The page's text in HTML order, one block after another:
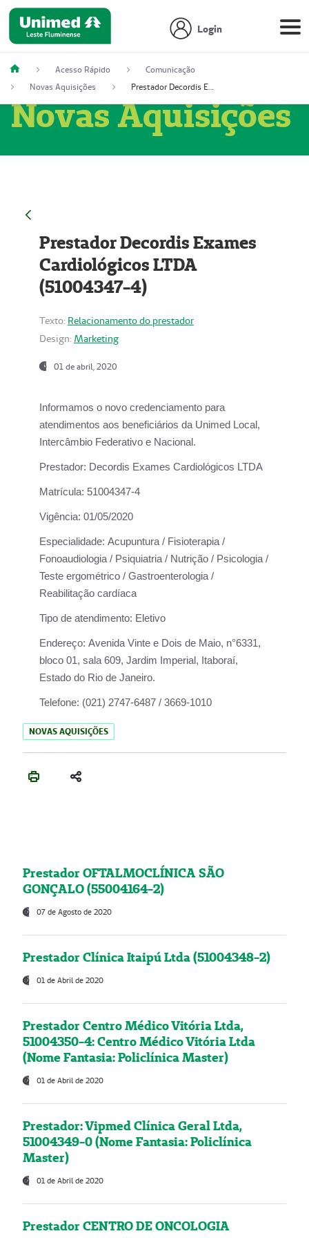
Login
Acesso Rápido
Comunicação
Novas Aquisições
Prestador Decordis Exames Cardiológicos LTDA (51004347-4)
Novas Aquisições
Prestador Decordis Exames
Cardiológicos LTDA
(51004347-4)
Texto: Relacionamento do prestador
Design: Marketing
01 de abril, 2020
Informamos o novo credenciamento para
atendimentos aos beneficiários da Unimed Local,
Intercâmbio Federativo e Nacional.
Prestador: Decordis Exames Cardiológicos LTDA
Matrícula: 51004347-4
Vigência: 01/05/2020
Especialidade: Acupuntura / Fisioterapia /
Fonoaudiologia / Psiquiatria / Nutrição / Psicologia /
Teste ergométrico / Gastroenterologia /
Reabilitação cardíaca
Tipo de atendimento: Eletivo
Endereço: Avenida Vinte e Dois de Maio, n°6331,
bloco 01, sala 609, Jardim Imperial, Itaboraí,
Estado do Rio de Janeiro.
Telefone: (021) 2747-6487 / 3669-1010
NOVAS AQUISIÇÕES
Prestador OFTALMOCLÍNICA SÃO
GONÇALO (55004164-2)
07 de Agosto de 2020
Prestador Clínica Itaipú Ltda (51004348-2)
01 de Abril de 2020
Prestador Centro Médico Vitória Ltda,
51004350-4: Centro Médico Vitória Ltda
(Nome Fantasia: Policlínica Master)
01 de Abril de 2020
Prestador: Vipmed Clínica Geral Ltda,
51004349-0 (Nome Fantasia: Policlínica
Master)
01 de Abril de 2020
Prestador CENTRO DE ONCOLOGIA